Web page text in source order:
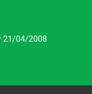
21/04/2008